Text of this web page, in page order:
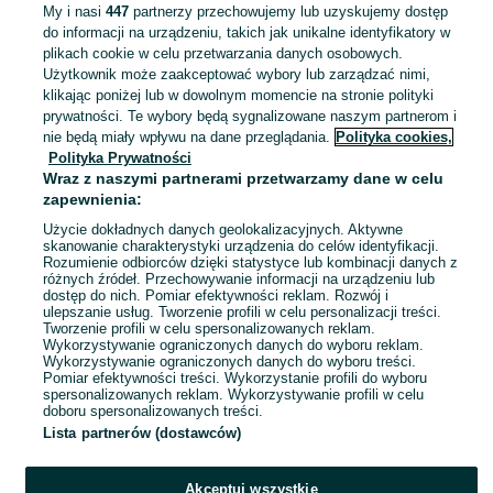
BRELOCZKI (zestaw 100 szt. +
STOJAK) sensoryczne / FLEXI / 3D
/ przegubowe / antystresowe
1 090 zł
Kołobrzeg
31 lipca 2026
Wielokolorowy Inny
STOJAK) sensoryczne / FLEXI / 3D
/ przegubowe / antystresowe
HURTOWE ilości
850 zł
Szczyrk
Odświeżono dnia 23 lipca 2026
My i nasi 447partnerzy przechowujemy lub uzyskujemy dostęp
do informacji na urządzeniu, takich jak unikalne identyfikatory w
plikach cookie w celu przetwarzania danych osobowych.
Użytkownik może zaakceptować wybory lub zarządzać nimi,
klikając poniżej lub w dowolnym momencie na stronie polityki
prywatności. Te wybory będą sygnalizowane naszym partnerom i
nie będą miały wpływu na dane przeglądania. Polityka cookies,
Polityka Prywatności
Wraz z naszymi partnerami przetwarzamy dane w celu
zapewnienia:
Użycie dokładnych danych geolokalizacyjnych. Aktywne
skanowanie charakterystyki urządzenia do celów identyfikacji.
Rozumienie odbiorców dzięki statystyce lub kombinacji danych z
różnych źródeł. Przechowywanie informacji na urządzeniu lub
dostęp do nich. Pomiar efektywności reklam. Rozwój i
ulepszanie usług. Tworzenie profili w celu personalizacji treści.
Tworzenie profili w celu spersonalizowanych reklam.
Wykorzystywanie ograniczonych danych do wyboru reklam.
Wykorzystywanie ograniczonych danych do wyboru treści.
Pomiar efektywności treści. Wykorzystanie profili do wyboru
spersonalizowanych reklam. Wykorzystywanie profili w celu
doboru spersonalizowanych treści.
Lista partnerów (dostawców)
Akceptuj wszystkie